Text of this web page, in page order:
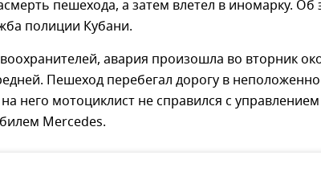
пешехода, а затем влетел в иномарку. Об
полиции Кубани.
авария произошла во вторник
Пешеход перебегал дорогу в
него мотоциклист не справился с
Mercedes.